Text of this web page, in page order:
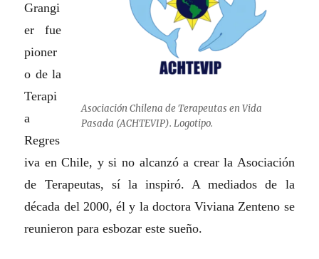
Asociación Chilena de Terapeutas en Vida
Pasada (ACHTEVIP). Logotipo.
Grangi
er fue
pioner
o de la
Terapi
a
Regres
iva en Chile, y si no alcanzó a crear la Asociación
de Terapeutas, sí la inspiró. A mediados de la
década del 2000, él y la doctora Viviana Zenteno se
reunieron para esbozar este sueño.